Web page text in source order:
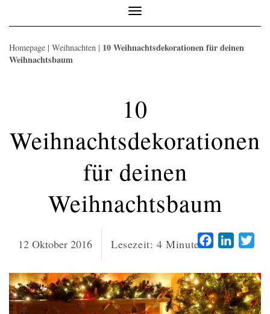
Toggle
Navigation
Homepage | Weihnachten | 10 Weihnachtsdekorationen für deinen
Weihnachtsbaum
10
Weihnachtsdekorationen
für deinen
Weihnachtsbaum
12 Oktober 2016 Lesezeit: 4 Minuten Facebook